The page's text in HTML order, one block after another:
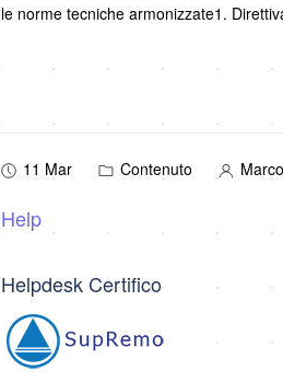
le norme tecniche armonizzate1.
11 Mar Contenuto
Help
Helpdesk Certifico